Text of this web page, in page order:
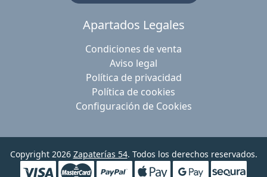
Apartados Legales
Condiciones de venta
Aviso legal
Política de privacidad
Política de cookies
Configuración de Cookies
Copyright 2026 Zapaterías 54. Todos los derechos reservados.